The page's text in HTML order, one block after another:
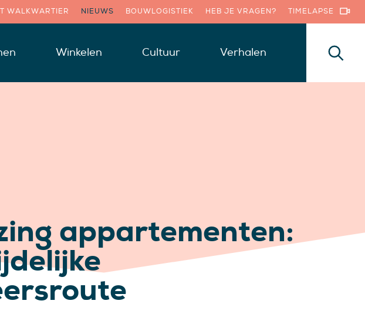
Winkelen Cultuur Verhalen
WALKWARTIER NIEUWS BOUWLOGISTIEK HEB JE VRAGEN? TIMELAPSE
appartementen: